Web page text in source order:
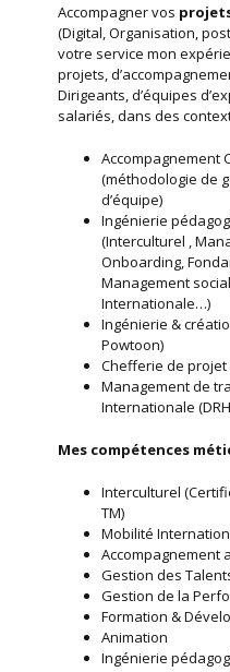
Accompagner vos
(Digital, Organisation,
votre service mon
projets,
Dirigeants, d’équipes
salariés, dans des
Accompagnement
(méthodologie de
d’équipe)
Ingénierie
(Interculturel ,
Onboarding,
Management
Internationale…)
Ingénierie &
Powtoon)
Chefferie de projet
Management de
Internationale
Mes compétences
Interculturel
TM)
Mobilité
Accompagnement
Gestion des
Gestion de la
Formation &
Animation
Ingénierie